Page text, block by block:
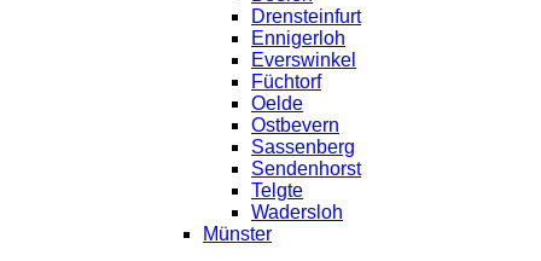
Drensteinfurt
Ennigerloh
Everswinkel
Füchtorf
Oelde
Ostbevern
Sassenberg
Sendenhorst
Telgte
Wadersloh
Münster